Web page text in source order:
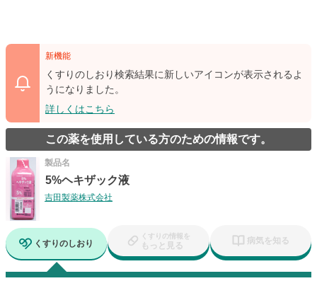
新機能
くすりのしおり検索結果に新しいアイコンが表示されるよ
うになりました。
詳しくはこちら
この薬を使用している方のための情報です。
製品名
5%ヘキザック液
吉田製薬株式会社
くすりのしおり
くすりの情報を
もっと見る 病気を知る